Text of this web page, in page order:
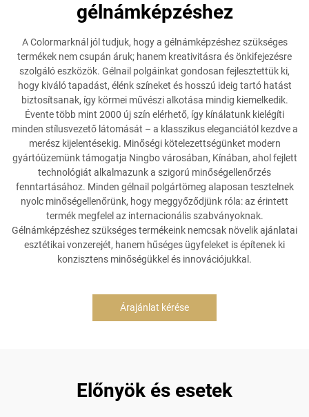
gélnámképzéshez
A Colormarknál jól tudjuk, hogy a gélnámképzéshez szükséges
termékek nem csupán áruk; hanem kreativitásra és önkifejezésre
szolgáló eszközök. Gélnail polgáinkat gondosan fejlesztettük ki,
hogy kiváló tapadást, élénk színeket és hosszú ideig tartó hatást
biztosítsanak, így körmei művészi alkotása mindig kiemelkedik.
Évente több mint 2000 új szín elérhető, így kínálatunk kielégíti
minden stílusvezető látomását – a klasszikus eleganciától kezdve a
merész kijelentésekig. Minőségi kötelezettségünket modern
gyártóüzemünk támogatja Ningbo városában, Kínában, ahol fejlett
technológiát alkalmazunk a szigorú minőségellenőrzés
fenntartásához. Minden gélnail polgártömeg alaposan tesztelnek
nyolc minőségellenőrünk, hogy meggyőződjünk róla: az érintett
termék megfelel az internacionális szabványoknak.
Gélnámképzéshez szükséges termékeink nemcsak növelik ajánlatai
esztétikai vonzerejét, hanem hűséges ügyfeleket is építenek ki
konzisztens minőségükkel és innovációjukkal.
Árajánlat kérése
Előnyök és esetek